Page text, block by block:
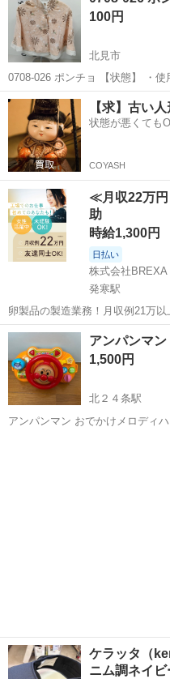
100円
北見市
0708-026 ポンチョ 【状態】 ・使用に伴う多少のスレ、キズ、落とし
きれない汚れなどございます ・
きは出来かねますのでご了承願
は...
北海道 北見市 ベビー用品
【求】古い
状態が悪くても
COYASH
≪月収22万円
助
時給1,300円
日払い
株式会社BREXA
発寒駅
卵製品の製造業務！月収例21万
適作業★20代～50代までの男女
勤OK＆無料駐車場完備！《北海道札幌市》 人気の
製品の製造業務◇ 作業内...
北海道 札幌市 発寒駅
アンパンマ
1,500円
北２４条駅
アンパンマン おでかけメロディハンドル 音鳴ります
ケラッタ（
ニム調ネイ